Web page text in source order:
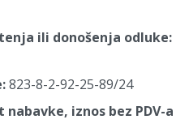
ili donošenja odluke:
823-8-2-92-25-89/24
iznos bez PDV-a